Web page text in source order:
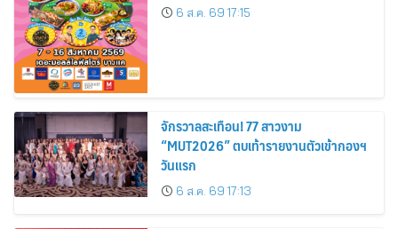
6 ส.ค. 69 17:15
จักรวาลสะเทือน! 77 สาวงาม
“MUT2026” ตบเท้ารายงานตัวเข้ากองฯ
วันแรก
6 ส.ค. 69 17:13